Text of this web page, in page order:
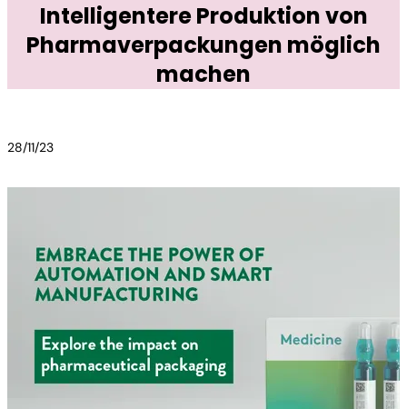
Intelligentere Produktion von
Pharmaverpackungen möglich
machen
28/11/23